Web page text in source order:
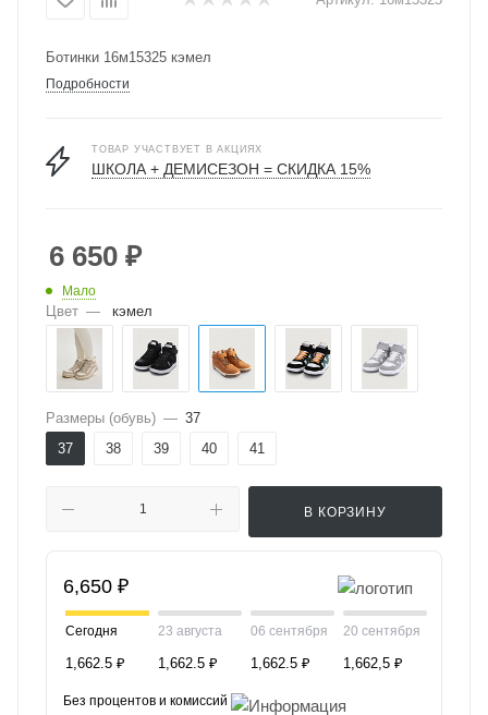
Ботинки 16м15325 кэмел
Подробности
ТОВАР УЧАСТВУЕТ В АКЦИЯХ
ШКОЛА + ДЕМИСЕЗОН = СКИДКА 15%
6 650 ₽
Мало
Цвет — кэмел
Размеры (обувь) — 37
37
38 39 40 41
В КОРЗИНУ
6,650 ₽
Сегодня
1,662.5 ₽
23 августа
1,662.5 ₽
06 сентября
1,662.5 ₽
20 сентября
1,662,5 ₽
Без процентов и комиссий